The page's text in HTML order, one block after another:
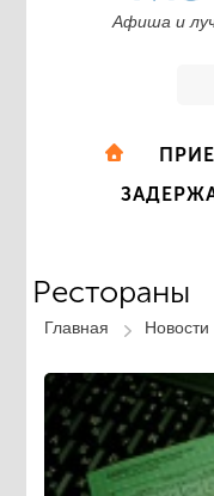
Афиша и
Рестораны
Главная Новости